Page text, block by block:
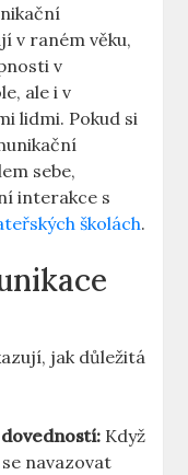
‌v⁣ raném věku,
v
ale i v
lidmi. Pokud si
sebe,
interakce s
školách.
jak důležitá
Když
navazovat